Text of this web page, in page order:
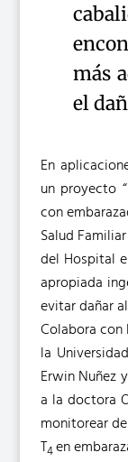
más
el
En
un proyecto
con
Salud
del Hospital
apropiada
evitar dañar
Colabora
la
Erwin Nuñez
a la doctora
monitorear
T4en